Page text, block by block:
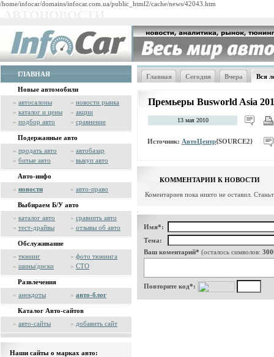
/home/infocar/domains/infocar.com.ua/public_html2/cache/news/42043.htm
ГЛАВНАЯ
Новые автомобили
» автосалоны » новости рынка
» каталог и цены » акции
» подбор авто » сравнение
Подержанные авто
» продать авто » автобазар
» битые авто » выкуп авто
Авто-инфо
» новости » авто-право
Выбираем Б/У авто
» каталог авто » сравнить авто
» тест-драйвы » отзывы об авто
Обслуживание
» тюнинг » фото тюнинга
» шины/диски » СТО
Развлечения
» анекдоты » авто-блог
Каталог Авто-сайтов
» авто-сайты » добавить сайт
Наши сайты о марках авто:
Главная Сегодня Вчера Вся
Премьеры Busworld Asia
13 мая 2010
Источник: АвтоЦентр{SOURCE2}
КОММЕНТАРИИ К НОВОСТИ
Коментариев пока никто не оставил.
Имя*:
Тема:
Ваш коментарий* (осталось символов:
Повторите код*: